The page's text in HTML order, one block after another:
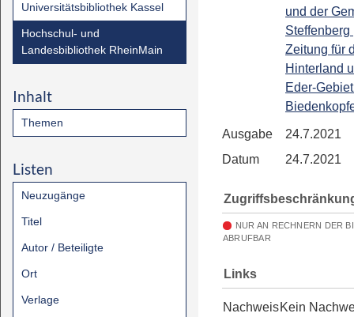
Universitätsbibliothek Kassel
Hochschul- und
Landesbibliothek RheinMain
Inhalt
Themen
Listen
Neuzugänge
Titel
Autor / Beteiligte
Ort
Verlage
und der
Steffenberg
Zeitung für
Hinterland
Eder-
Ausgabe
24.7.2021
Datum
24.7.2021
NUR AN RECHNERN DER
ABRUFBAR
Links
NachweisKein